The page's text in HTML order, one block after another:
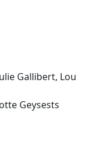
Gallibert, Lou
Geysests